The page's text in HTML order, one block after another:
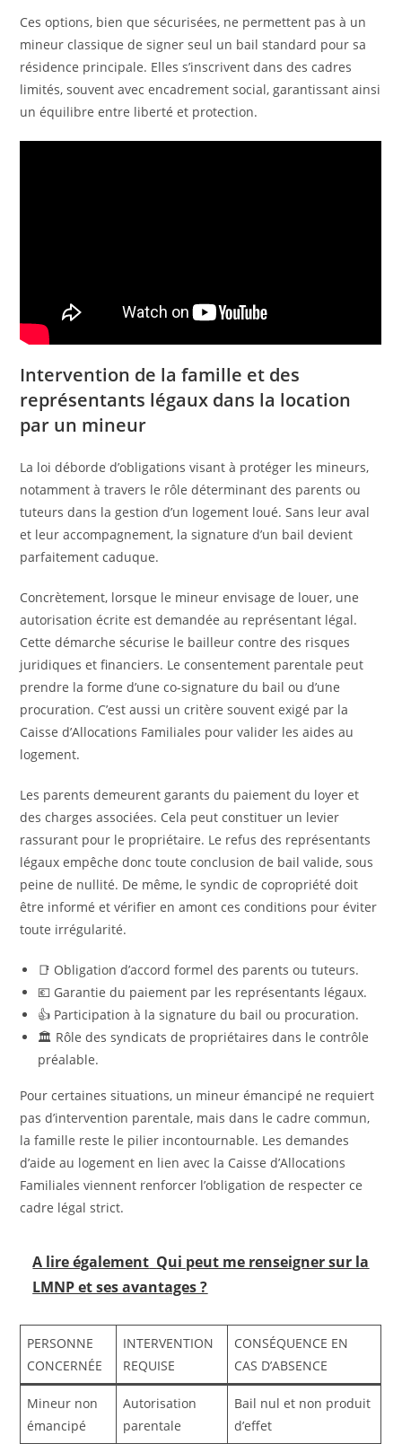
Ces options, bien que sécurisées, ne permettent pas à un
mineur classique de signer seul un bail standard pour sa
résidence principale. Elles s’inscrivent dans des cadres
limités, souvent avec encadrement social, garantissant ainsi
un équilibre entre liberté et protection.
Intervention de la famille et des
représentants légaux dans la location
par un mineur
La loi déborde d’obligations visant à protéger les mineurs,
notamment à travers le rôle déterminant des parents ou
tuteurs dans la gestion d’un logement loué. Sans leur aval
et leur accompagnement, la signature d’un bail devient
parfaitement caduque.
Concrètement, lorsque le mineur envisage de louer, une
autorisation écrite est demandée au représentant légal.
Cette démarche sécurise le bailleur contre des risques
juridiques et financiers. Le consentement parentale peut
prendre la forme d’une co-signature du bail ou d’une
procuration. C’est aussi un critère souvent exigé par la
Caisse d’Allocations Familiales pour valider les aides au
logement.
Les parents demeurent garants du paiement du loyer et
des charges associées. Cela peut constituer un levier
rassurant pour le propriétaire. Le refus des représentants
légaux empêche donc toute conclusion de bail valide, sous
peine de nullité. De même, le syndic de copropriété doit
être informé et vérifier en amont ces conditions pour éviter
toute irrégularité.
📑 Obligation d’accord formel des parents ou tuteurs.
💶 Garantie du paiement par les représentants légaux.
👍 Participation à la signature du bail ou procuration.
🏛️ Rôle des syndicats de propriétaires dans le contrôle
préalable.
Pour certaines situations, un mineur émancipé ne requiert
pas d’intervention parentale, mais dans le cadre commun,
la famille reste le pilier incontournable. Les demandes
d’aide au logement en lien avec la Caisse d’Allocations
Familiales viennent renforcer l’obligation de respecter ce
cadre légal strict.
A lire également Qui peut me renseigner sur la
LMNP et ses avantages ?
PERSONNE
CONCERNÉE
INTERVENTION
REQUISE
CONSÉQUENCE EN
CAS D’ABSENCE
Mineur non
émancipé
Autorisation
parentale
Bail nul et non produit
d’effet